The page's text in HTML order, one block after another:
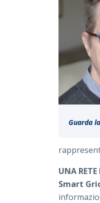
Guarda
UNA
Smart